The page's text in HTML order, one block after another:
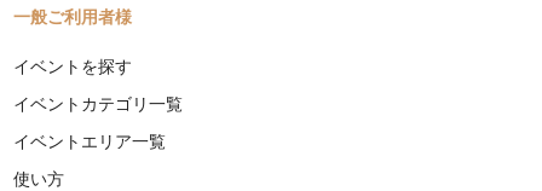
一般ご利用者様
イベントを探す
イベントカテゴリ一覧
イベントエリア一覧
使い方